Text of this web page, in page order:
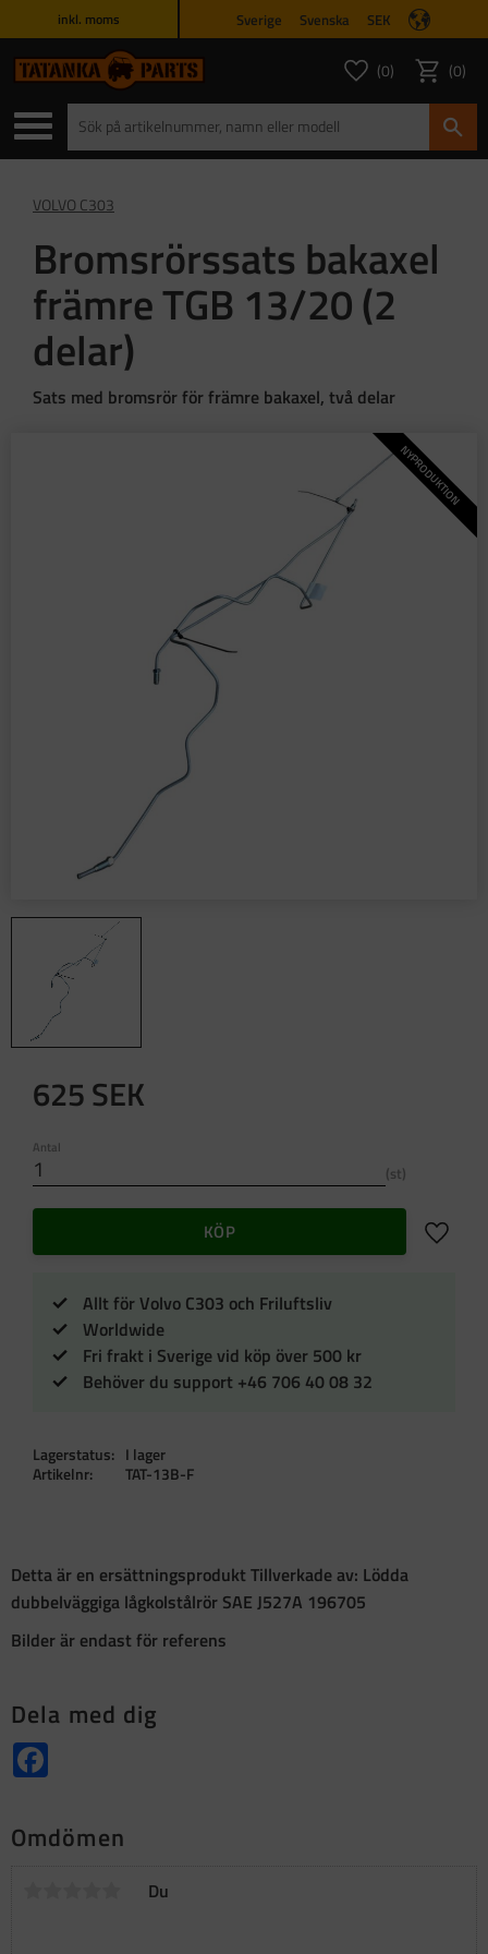
inkl. moms Sverige Svenska SEK
Favoriter
ANTAL
0 Kundvagn
0
VOLVO C303
Bromsrörssats bakaxel
främre TGB 13/20 (2
delar)
Sats med bromsrör för främre bakaxel, två delar
NYPRODUKTION
625SEK
Antal
st
KÖP Lägg
Allt för Volvo C303 och Friluftsliv
Worldwide
Fri frakt i Sverige vid köp över 500 kr
Behöver du support +46 706 40 08 32
Lagerstatus
I lager
Artikelnr
TAT-13B-F
Detta är en ersättningsprodukt Tillverkade av: Lödda
dubbelväggiga lågkolstålrör SAE J527A 196705
Bilder är endast för referens
Dela med dig
Omdömen
Du